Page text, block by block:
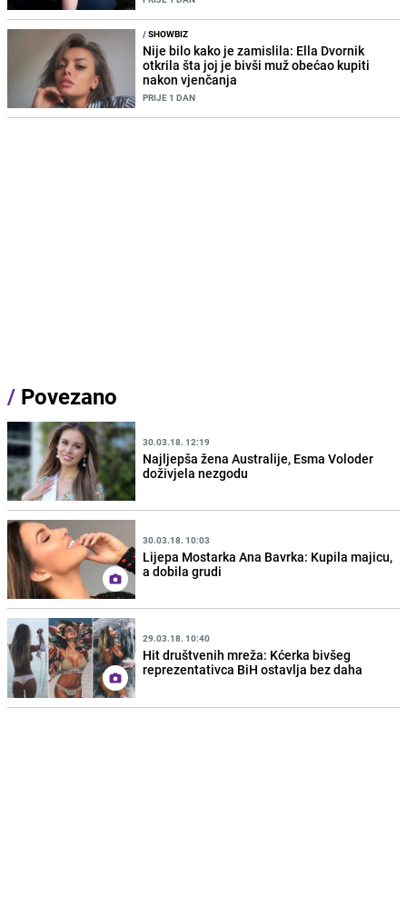
/SHOWBIZ
Nije bilo kako je zamislila: Ella Dvornik
otkrila šta joj je bivši muž obećao kupiti
nakon vjenčanja
PRIJE 1 DAN
/ Povezano
30.03.18. 12:19
Najljepša žena Australije, Esma Voloder
doživjela nezgodu
30.03.18. 10:03
Lijepa Mostarka Ana Bavrka: Kupila majicu,
a dobila grudi
29.03.18. 10:40
Hit društvenih mreža: Kćerka bivšeg
reprezentativca BiH ostavlja bez daha